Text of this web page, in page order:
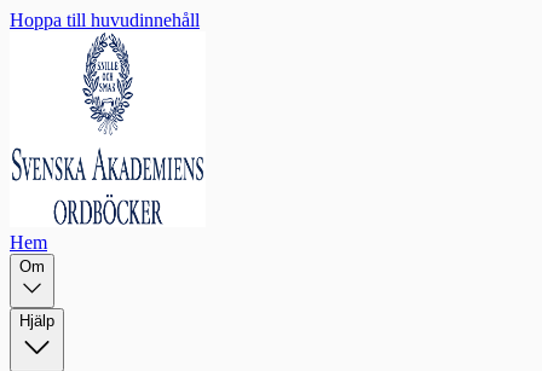
Hoppa till huvudinnehåll
Hem
Om
Hjälp